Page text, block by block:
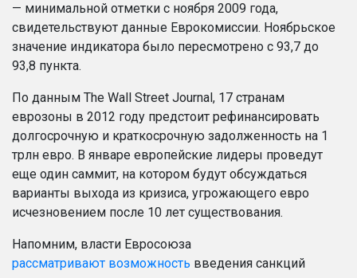
— минимальной отметки с ноября 2009 года,
свидетельствуют данные Еврокомиссии. Ноябрьское
значение индикатора было пересмотрено с 93,7 до
93,8 пункта.
По данным The Wall Street Journal, 17 странам
еврозоны в 2012 году предстоит рефинансировать
долгосрочную и краткосрочную задолженность на 1
трлн евро. В январе европейские лидеры проведут
еще один саммит, на котором будут обсуждаться
варианты выхода из кризиса, угрожающего евро
исчезновением после 10 лет существования.
Напомним, власти Евросоюза
рассматривают возможность введения санкций